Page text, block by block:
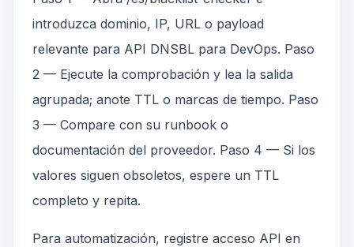
introduzca dominio, IP, URL o payload
relevante para API DNSBL para DevOps. Paso
2 — Ejecute la comprobación y lea la salida
agrupada; anote TTL o marcas de tiempo. Paso
3 — Compare con su runbook o
documentación del proveedor. Paso 4 — Si los
valores siguen obsoletos, espere un TTL
completo y repita.
Para automatización, registre acceso API en